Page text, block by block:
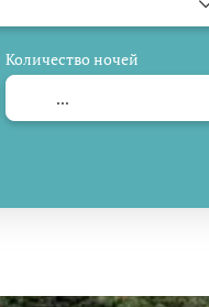
Количество ночей